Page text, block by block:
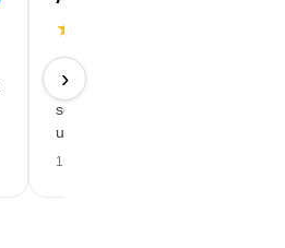
★
Die bedruckten Edelstahlflaschen
Model ´Felix` für unsere
sehen klasse aus. Es hat alles
und reibungslos geklappt.
15/06/2026
›